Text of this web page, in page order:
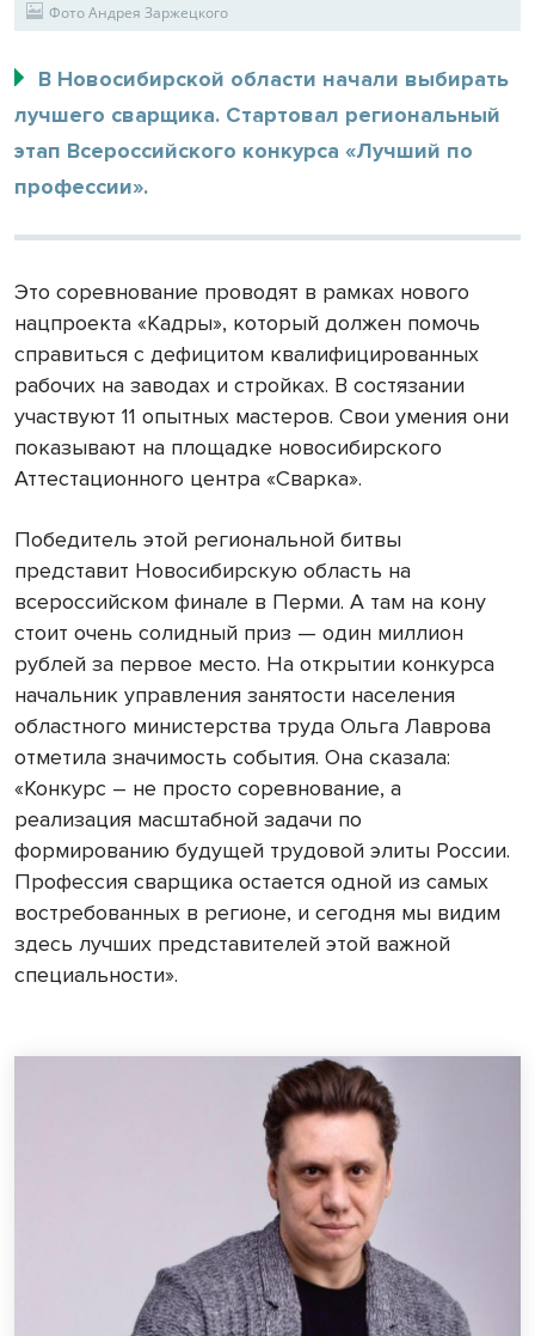
Фото Андрея Заржецкого
В Новосибирской области начали выбирать
лучшего сварщика. Стартовал региональный
этап Всероссийского конкурса «Лучший по
профессии».
Это соревнование проводят в рамках нового
нацпроекта «Кадры», который должен помочь
справиться с дефицитом квалифицированных
рабочих на заводах и стройках. В состязании
участвуют 11 опытных мастеров. Свои умения они
показывают на площадке новосибирского
Аттестационного центра «Сварка».
Победитель этой региональной битвы
представит Новосибирскую область на
всероссийском финале в Перми. А там на кону
стоит очень солидный приз — один миллион
рублей за первое место. На открытии конкурса
начальник управления занятости населения
областного министерства труда Ольга Лаврова
отметила значимость события. Она сказала:
«Конкурс – не просто соревнование, а
реализация масштабной задачи по
формированию будущей трудовой элиты России.
Профессия сварщика остается одной из самых
востребованных в регионе, и сегодня мы видим
здесь лучших представителей этой важной
специальности».